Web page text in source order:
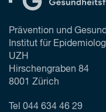
Prävention und
Institut für
UZH
Hirschengraben 84
8001 Zürich
Tel 044 634 46 29